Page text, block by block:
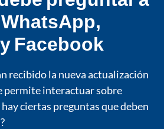
Facebook
recibido la nueva actualización
permite interactuar sobre
ciertas preguntas que deben